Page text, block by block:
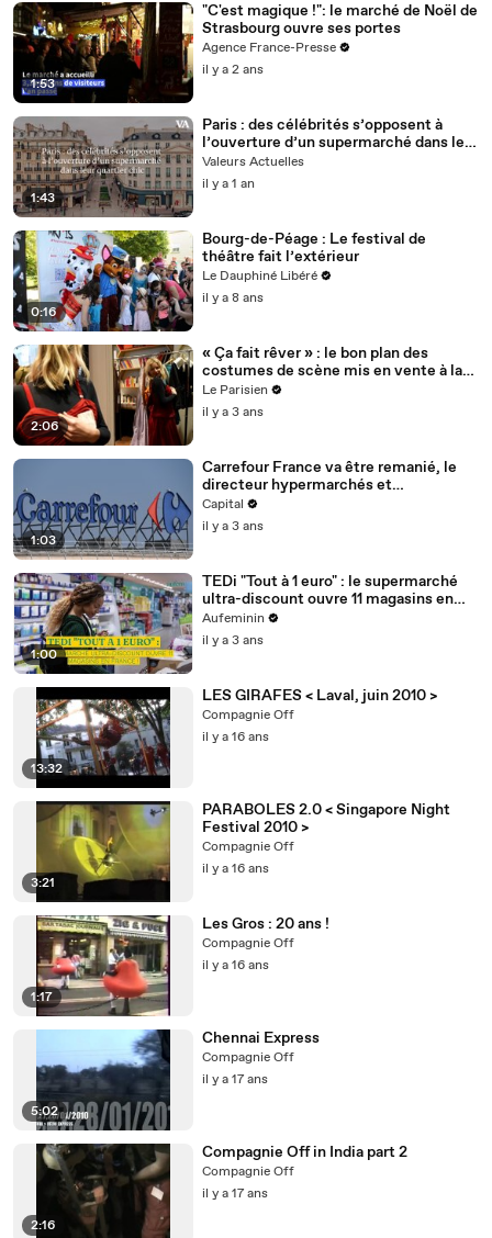
1:53
"C'est magique !": le marché de Noël de
Strasbourg ouvre ses portes
Agence France-Presse
il y a 2 ans
1:43
Paris : des célébrités s’opposent à
l’ouverture d’un supermarché dans leur
quartier chic
Valeurs Actuelles
il y a 1 an
0:16
Bourg-de-Péage : Le festival de
théâtre fait l’extérieur
Le Dauphiné Libéré
il y a 8 ans
2:06
« Ça fait rêver » : le bon plan des
costumes de scène mis en vente à la
Comédie-Française
Le Parisien
il y a 3 ans
1:03
Carrefour France va être remanié, le
directeur hypermarchés et
supermarchés sur le départ
Capital
il y a 3 ans
1:00
TEDi "Tout à 1 euro" : le supermarché
ultra-discount ouvre 11 magasins en
France !
Aufeminin
il y a 3 ans
13:32
LES GIRAFES < Laval, juin 2010 >
Compagnie Off
il y a 16 ans
3:21
PARABOLES 2.0 < Singapore Night
Festival 2010 >
Compagnie Off
il y a 16 ans
1:17
Les Gros : 20 ans !
Compagnie Off
il y a 16 ans
5:02
Chennai Express
Compagnie Off
il y a 17 ans
2:16
Compagnie Off in India part 2
Compagnie Off
il y a 17 ans